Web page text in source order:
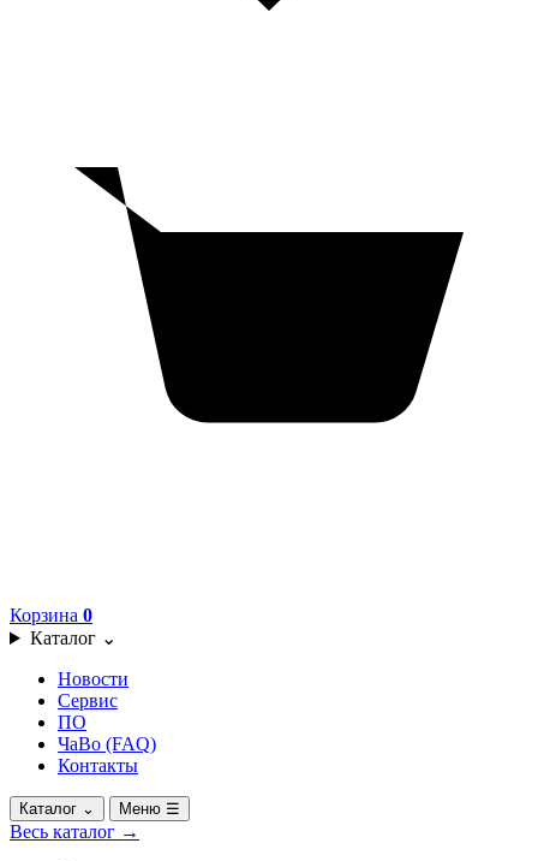
Корзина 0
Каталог ⌄
Новости
Сервис
ПО
ЧаВо (FAQ)
Контакты
Каталог ⌄ Меню ☰
Весь каталог →